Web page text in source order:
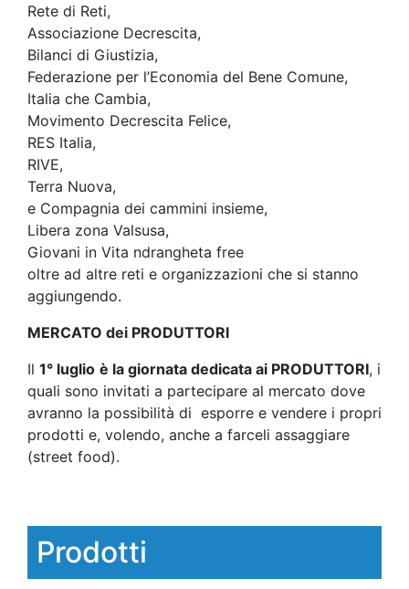
Rete di Reti,
Associazione Decrescita,
Bilanci di Giustizia,
Federazione per l’Economia del Bene Comune,
Italia che Cambia,
Movimento Decrescita Felice,
RES Italia,
RIVE,
Terra Nuova,
e Compagnia dei cammini insieme,
Libera zona Valsusa,
Giovani in Vita ndrangheta free
oltre ad altre reti e organizzazioni che si stanno
aggiungendo.
MERCATO dei PRODUTTORI
Il 1° luglio è la giornata dedicata ai PRODUTTORI, i
quali sono invitati a partecipare al mercato dove
avranno la possibilità di esporre e vendere i propri
prodotti e, volendo, anche a farceli assaggiare
(street food).
Prodotti